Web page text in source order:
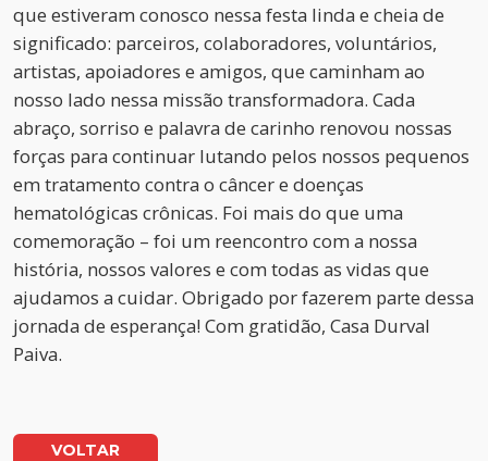
que estiveram conosco nessa festa linda e cheia de
significado: parceiros, colaboradores, voluntários,
artistas, apoiadores e amigos, que caminham ao
nosso lado nessa missão transformadora. Cada
abraço, sorriso e palavra de carinho renovou nossas
forças para continuar lutando pelos nossos pequenos
em tratamento contra o câncer e doenças
hematológicas crônicas. Foi mais do que uma
comemoração – foi um reencontro com a nossa
história, nossos valores e com todas as vidas que
ajudamos a cuidar. Obrigado por fazerem parte dessa
jornada de esperança! Com gratidão, Casa Durval
Paiva.
VOLTAR